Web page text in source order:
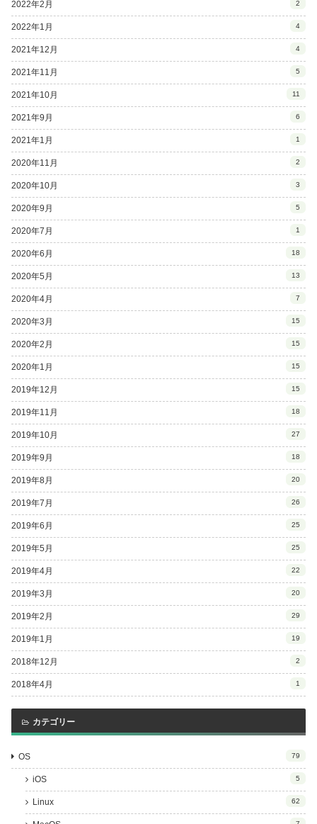
2022年2月 2
2022年1月 4
2021年12月 4
2021年11月 5
2021年10月 11
2021年9月 6
2021年1月 1
2020年11月 2
2020年10月 3
2020年9月 5
2020年7月 1
2020年6月 18
2020年5月 13
2020年4月 7
2020年3月 15
2020年2月 15
2020年1月 15
2019年12月 15
2019年11月 18
2019年10月 27
2019年9月 18
2019年8月 20
2019年7月 26
2019年6月 25
2019年5月 25
2019年4月 22
2019年3月 20
2019年2月 29
2019年1月 19
2018年12月 2
2018年4月 1
カテゴリー
OS 79
iOS 5
Linux 62